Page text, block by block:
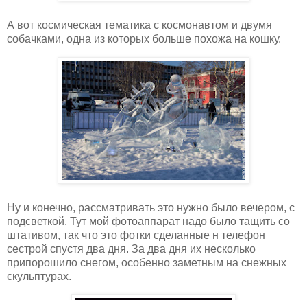
А вот космическая тематика с космонавтом и двумя
собачками, одна из которых больше похожа на кошку.
Ну и конечно, рассматривать это нужно было вечером, с
подсветкой. Тут мой фотоаппарат надо было тащить со
штативом, так что это фотки сделанные н телефон
сестрой спустя два дня. За два дня их несколько
припорошило снегом, особенно заметным на снежных
скульптурах.